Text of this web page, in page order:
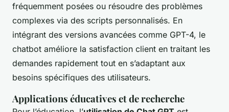
fréquemment posées ou résoudre des problèmes
complexes via des scripts personnalisés. En
intégrant des versions avancées comme GPT-4, le
chatbot améliore la satisfaction client en traitant les
demandes rapidement tout en s’adaptant aux
besoins spécifiques des utilisateurs.
Applications éducatives et de recherche